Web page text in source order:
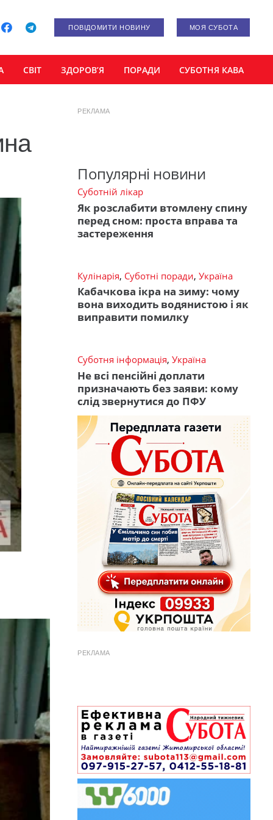
ПОВІДОМИТИ НОВИНУ МОЯ СУБОТА
СВІТ ЗДОРОВ’Я ПОРАДИ СУБОТНЯ КАВА
РЕКЛАМА
Популярні новини
Суботній лікар
Як розслабити втомлену спину
перед сном: проста вправа та
застереження
Кулінарія, Суботні поради, Україна
Кабачкова ікра на зиму: чому
вона виходить водянистою і як
виправити помилку
Суботня інформація, Україна
Не всі пенсійні доплати
призначають без заяви: кому
слід звернутися до ПФУ
РЕКЛАМА